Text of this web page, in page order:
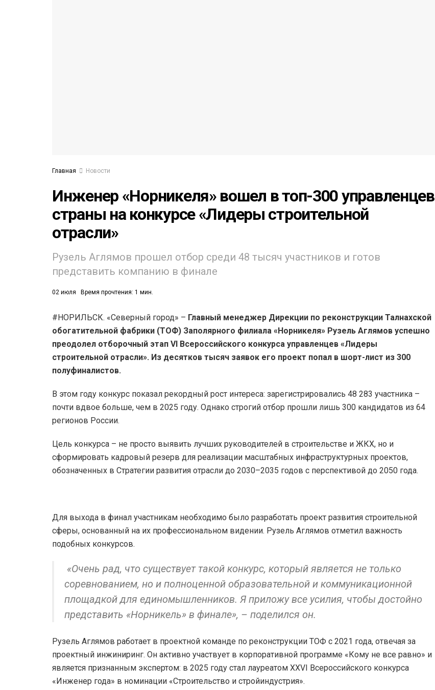
Главная Новости
Инженер «Норникеля» вошел в топ-300 управленцев
страны на конкурсе «Лидеры строительной
отрасли»
Рузель Аглямов прошел отбор среди 48 тысяч участников и готов
представить компанию в финале
02 июля Время прочтения: 1 мин.
#НОРИЛЬСК. «Северный город» – Главный менеджер Дирекции по реконструкции Талнахской
обогатительной фабрики (ТОФ) Заполярного филиала «Норникеля» Рузель Аглямов успешно
преодолел отборочный этап VI Всероссийского конкурса управленцев «Лидеры
строительной отрасли». Из десятков тысяч заявок его проект попал в шорт-лист из 300
полуфиналистов.
В этом году конкурс показал рекордный рост интереса: зарегистрировались 48 283 участника –
почти вдвое больше, чем в 2025 году. Однако строгий отбор прошли лишь 300 кандидатов из 64
регионов России.
Цель конкурса – не просто выявить лучших руководителей в строительстве и ЖКХ, но и
сформировать кадровый резерв для реализации масштабных инфраструктурных проектов,
обозначенных в Стратегии развития отрасли до 2030–2035 годов с перспективой до 2050 года.
Для выхода в финал участникам необходимо было разработать проект развития строительной
сферы, основанный на их профессиональном видении. Рузель Аглямов отметил важность
подобных конкурсов.
«Очень рад, что существует такой конкурс, который является не только
соревнованием, но и полноценной образовательной и коммуникационной
площадкой для единомышленников. Я приложу все усилия, чтобы достойно
представить «Норникель» в финале», – поделился он.
Рузель Аглямов работает в проектной команде по реконструкции ТОФ с 2021 года, отвечая за
проектный инжиниринг. Он активно участвует в корпоративной программе «Кому не все равно» и
является признанным экспертом: в 2025 году стал лауреатом XXVI Всероссийского конкурса
«Инженер года» в номинации «Строительство и стройиндустрия».